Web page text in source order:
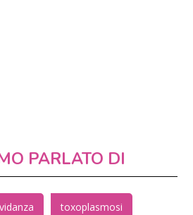
PARLATO DI
toxoplasmosi